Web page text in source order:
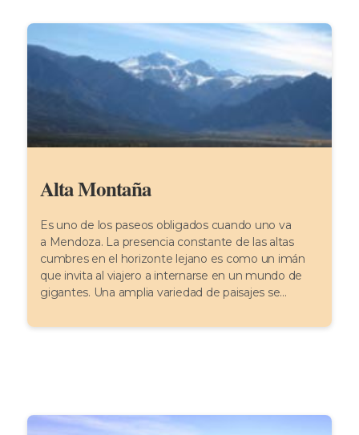
Alta Montaña
Es uno de los paseos obligados cuando uno va
a Mendoza. La presencia constante de las altas
cumbres en el horizonte lejano es como un imán
que invita al viajero a internarse en un mundo de
gigantes. Una amplia variedad de paisajes se...